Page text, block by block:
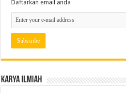
Daftarkan email anda
Karya Ilmiah